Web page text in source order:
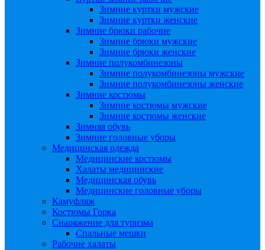
Зимние куртки мужские
Зимние куртки женские
Зимние брюки рабочие
Зимние брюки мужские
Зимние брюки женские
Зимние полукомбинезоны
Зимние полукомбинезоны мужские
Зимние полукомбинезоны женские
Зимние костюмы
Зимние костюмы мужские
Зимние костюмы женские
Зимняя обувь
Зимние головные уборы
Медицинская одежда
Медицинские костюмы
Халаты медицинские
Медицинская обувь
Медицинские головные уборы
Камуфляж
Костюмы Горка
Снаряжение для туризма
Спальные мешки
Рабочие халаты